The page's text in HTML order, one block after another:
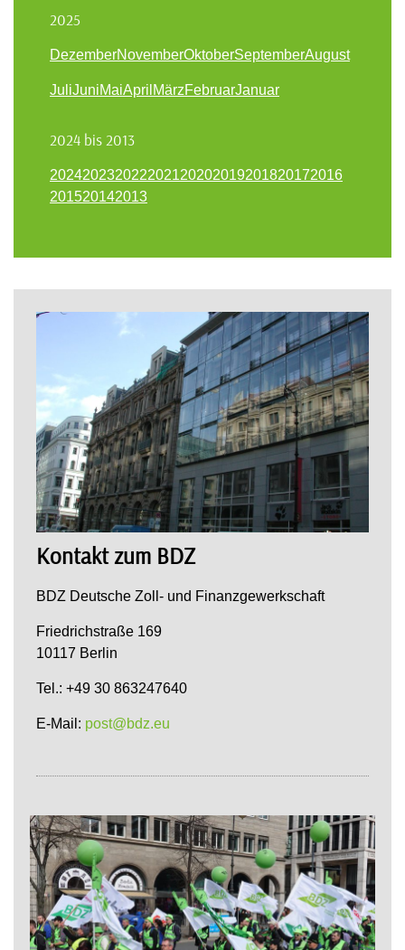
2025
DezemberNovemberOktoberSeptemberAugust
JuliJuniMaiApril MärzFebruarJanuar
2024 bis 2013
202420232022202120202019201820172016
201520142013
Kontakt zum BDZ
BDZ Deutsche Zoll- und Finanzgewerkschaft
Friedrichstraße 169
10117 Berlin
Tel.: +49 30 863247640
E-Mail: post@bdz.eu